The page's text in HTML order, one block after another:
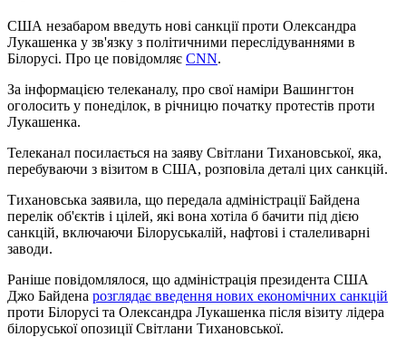
США незабаром введуть нові санкції проти Олександра
Лукашенка у зв'язку з політичними переслідуваннями в
Білорусі. Про це повідомляє CNN.
За інформацією телеканалу, про свої наміри Вашингтон
оголосить у понеділок, в річницю початку протестів проти
Лукашенка.
Телеканал посилається на заяву Світлани Тихановської, яка,
перебуваючи з візитом в США, розповіла деталі цих санкцій.
Тихановська заявила, що передала адміністрації Байдена
перелік об'єктів і цілей, які вона хотіла б бачити під дією
санкцій, включаючи Білоруськалій, нафтові і сталеливарні
заводи.
Раніше повідомлялося, що адміністрація президента США
Джо Байдена розглядає введення нових економічних санкцій
проти Білорусі та Олександра Лукашенка після візиту лідера
білоруської опозиції Світлани Тихановської.